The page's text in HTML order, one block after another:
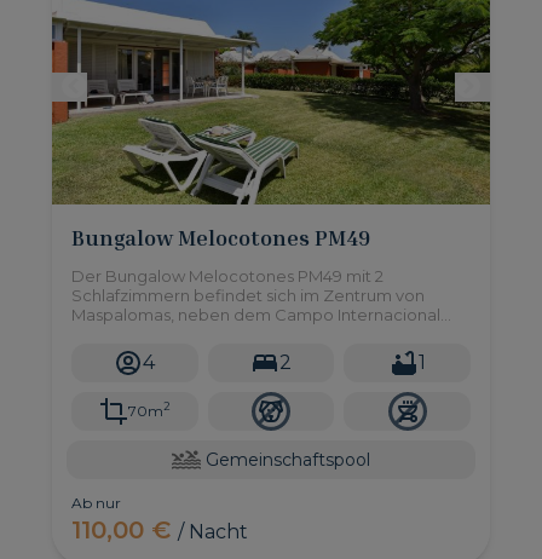
Bungalow Melocotones PM49
Der Bungalow Melocotones PM49 mit 2
Schlafzimmern befindet sich im Zentrum von
Maspalomas, neben dem Campo Internacional
von Maspalomas und Meloneras entfernt.
4 2 1
70m2
Gemeinschaftspool
Ab nur
110,00 €/ Nacht